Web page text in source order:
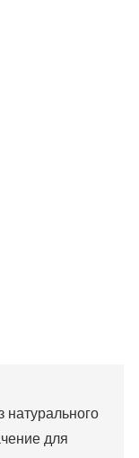
натурального
для